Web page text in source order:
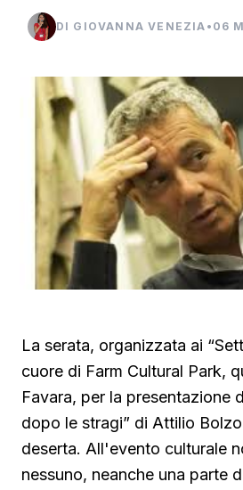
DI GIOVANNA VENEZIA • 06
La serata, organizzata ai
cuore di Farm Cultural Park,
Favara, per la presentazione
dopo le stragi” di Attilio
deserta. All'evento culturale
nessuno, neanche una parte